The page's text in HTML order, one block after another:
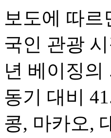
보도에 따
국인 관광
년 베이징의
동기 대비
콩, 마카오,